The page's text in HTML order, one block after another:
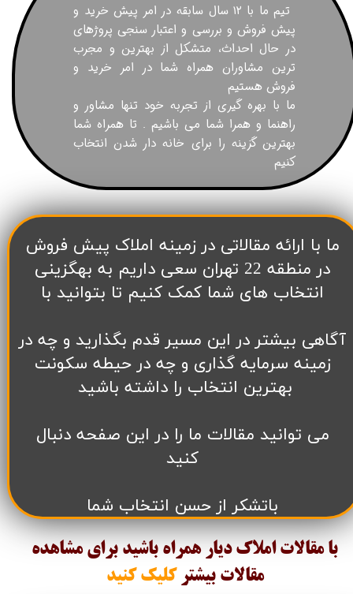
تیم ما با ۱۲ سال سابقه در امر پیش خرید و
پیش فروش و بررسی و اعتبار سنجی پروژهای
در حال احداث، متشکل از بهترین و مجرب
ترین مشاوران همراه شما در امر خرید و
فروش هستیم
ما با بهره گیری از تجربه خود تنها مشاور و
راهنما و همرا شما می باشیم . تا همراه شما
بهترین گزینه را برای خانه دار شدن انتخاب
کنیم
​ما با ارائه مقالاتی در زمینه املاک پیش فروش
در منطقه 22 تهران سعی داریم به بهگزینی
انتخاب های شما کمک کنیم تا بتوانید با
آگاهی بیشتر در این مسیر قدم بگذارید و چه در
زمینه سرمایه گذاری و چه در حیطه سکونت
بهترین انتخاب را داشته باشید
می توانید مقالات ما را در این صفحه دنبال
کنید
باتشکر از حسن انتخاب شما
با مقالات املاک دیار همراه باشید برای مشاهده
مقالات بیشتر کلیک کنید